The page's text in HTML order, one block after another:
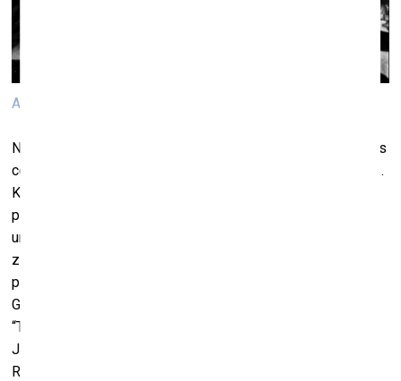
Annemarija Gulbe, Gribi tici, gribi netici, 2023
No 19. janvāra līdz 25. februārim Kim? Laikmetīgās mākslas
centrā būs skatāmas trīs Open Call 2023 laureātu izstādes.
Konkursu Kim? Open Call izsludina reizi gadā jaunās
paaudzes māksliniekiem, autoru kolektīviem un kuratoriem,
un tā uzvarētājiem ir iespēja īstenot izstādi Kim? izstāžu
zālēs. 2023. gada konkursā pirmo reizi par laureātiem tika
paziņotas trīs atsevišķas izstāžu ieceres – Annemarijas
Gulbes izstāde “Gribi tici, gribi netici”, Karlīnas Mežeckas
“Trausluma arhīvs”, kuratore Žanete Liekīte, un Ievas
Jakušas un Gundegas Straubergas izstāde “Mazcenas
Rīga”.